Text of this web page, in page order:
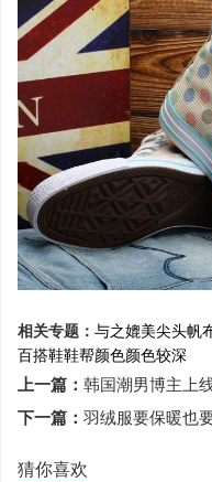
相关专题： 与之媲美尖头帆
百搭鞋鞋帮颜色颜色较深
上一篇： 韩国潮男博主上
下一篇： 羽绒服要保暖也
猜你喜欢